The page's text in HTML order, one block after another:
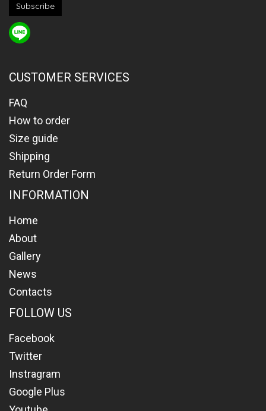
Subscribe
CUSTOMER SERVICES
FAQ
How to order
Size guide
Shipping
Return Order Form
INFORMATION
Home
About
Gallery
News
Contacts
FOLLOW US
Facebook
Twitter
Instragram
Google Plus